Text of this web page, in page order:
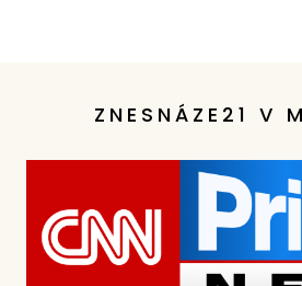
ZNESNÁZE21 V